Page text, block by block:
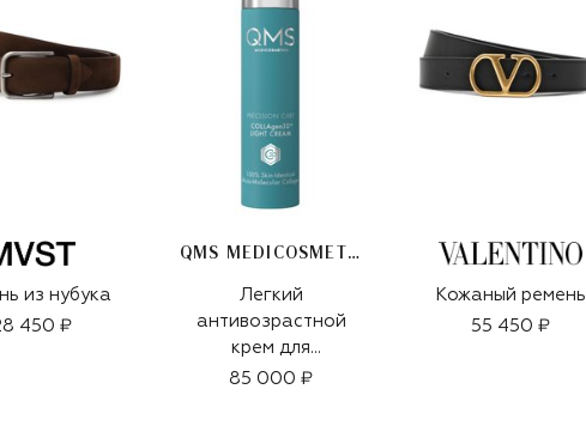
из нубука
450 ₽
QMS MEDICOSMETICS
Легкий
антивозрастной
крем для
интенсивного
85 000 ₽
Кожаный ремень
55 450 ₽